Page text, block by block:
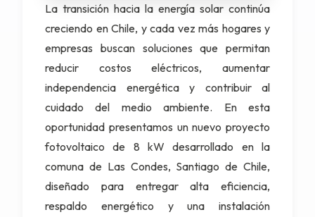
La transición hacia la energía solar continúa
creciendo en Chile, y cada vez más hogares y
empresas buscan soluciones que permitan
reducir costos eléctricos, aumentar
independencia energética y contribuir al
cuidado del medio ambiente. En esta
oportunidad presentamos un nuevo proyecto
fotovoltaico de 8 kW desarrollado en la
comuna de Las Condes, Santiago de Chile,
diseñado para entregar alta eficiencia,
respaldo energético y una instalación